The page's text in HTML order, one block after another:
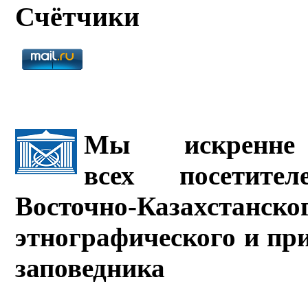
Счётчики
Мы искренне
всех
Восточно-
этнографического и
заповедника